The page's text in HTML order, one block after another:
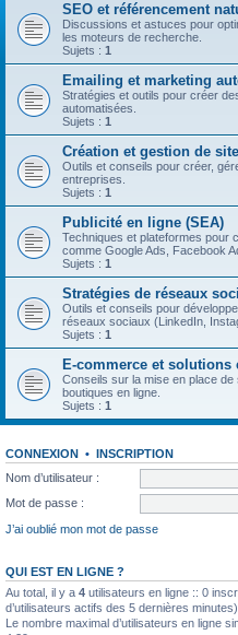
SEO et référencement
Discussions et astuces pour
les moteurs de recherche.
Sujets : 1
Emailing et marketing
Stratégies et outils pour créer
automatisées.
Sujets : 1
Création et gestion de
Outils et conseils pour créer,
entreprises.
Sujets : 1
Publicité en ligne (SEA)
Techniques et plateformes pour
comme Google Ads, Facebook
Sujets : 1
Stratégies de réseaux
Outils et conseils pour
réseaux sociaux (LinkedIn,
Sujets : 1
E-commerce et solutions
Conseils sur la mise en place
boutiques en ligne.
Sujets : 1
CONNEXION • INSCRIPTION
Nom d’utilisateur :
Mot de passe :
J’ai oublié mon mot de passe
QUI EST EN LIGNE ?
Au total, il y a 4 utilisateurs en ligne :: 0
d’utilisateurs actifs des 5 dernières minutes)
Le nombre maximal d’utilisateurs en ligne